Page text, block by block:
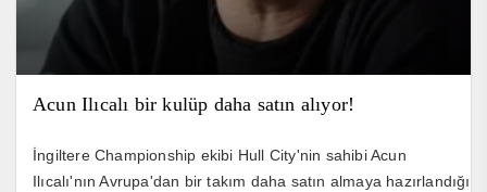
Acun Ilıcalı bir kulüp daha satın alıyor!
İngiltere Championship ekibi Hull City'nin sahibi Acun
Ilıcalı'nın Avrupa'dan bir takım daha satın almaya hazırlandığı